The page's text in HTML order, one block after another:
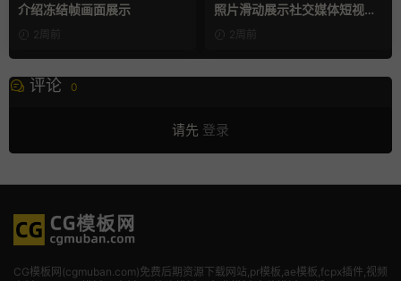
介绍冻结帧画面展示
2周前
照片滑动展示社交媒体短视频
片头2周前
评论 0
请先 登录
CG模板网(cgmuban.com)免费后期资源下载网站,pr模板,ae模板,fcpx插件,视频